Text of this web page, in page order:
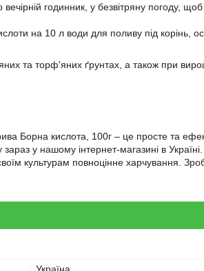
годинник, у безвітряну погоду, щоб
на 10 л води для поливу під корінь,
та торф'яних ґрунтах, а також при
Борна кислота, 100г – це просте та
у нашому інтернет-магазині в Україні.
культурам повноцінне харчування.